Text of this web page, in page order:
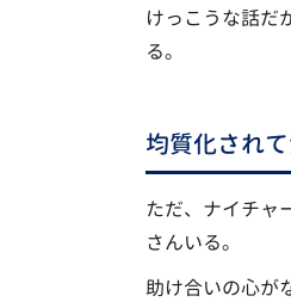
けっこうな話だ
る。
均質化され
ただ、ナイチャ
さんいる。
助け合いの心が